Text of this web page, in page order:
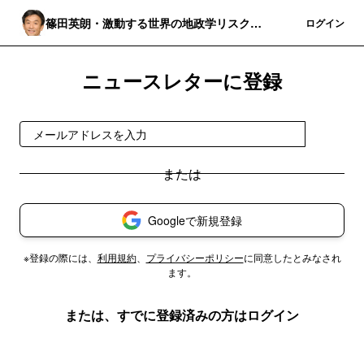
篠田英朗・激動する世界の地政学リスクを
ログイン
ニュースレターに登録
Googleで新規登録
※登録の際には、 利用規約、 プライバシーポリシーに同意したとみなされ
ます。
または、すでに登録済みの方はログイン